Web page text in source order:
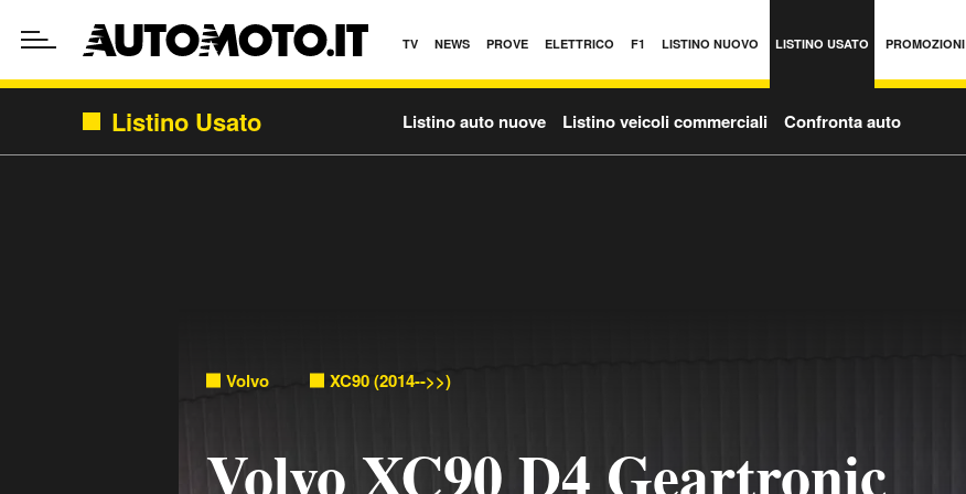
TV NEWS PROVE ELETTRICO F1 LISTINO NUOVO LISTINO USATO PROMOZIONI
Listino Usato Listino auto nuove Listino veicoli commerciali Confronta auto
Volvo XC90 (2014-->>)
Volvo XC90 D4 Geartronic